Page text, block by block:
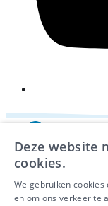
Deze website
cookies.
We gebruiken
en om ons verkeer te